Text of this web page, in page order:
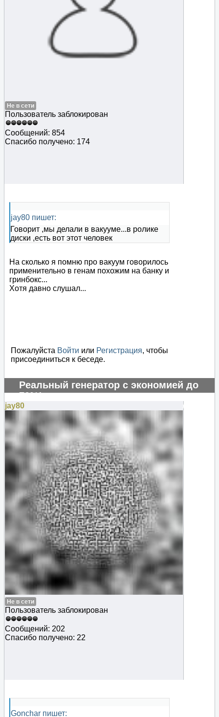
Не в сети
Пользователь заблокирован
Сообщений: 854
Спасибо получено: 174
jay80 пишет:
Говорит ,мы делали в вакууме...в ролике
диски ,есть вот этот человек
На сколько я помню про вакуум говорилось
применительно в генам похожим на банку и
гринбокс...
Хотя давно слушал...
Пожалуйста Войти или Регистрация, чтобы
присоединиться к беседе.
Реальный генератор с экономией до
70%!
#131254
jay80
Не в сети
Пользователь заблокирован
Сообщений: 202
Спасибо получено: 22
Gonchar пишет: